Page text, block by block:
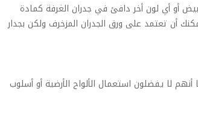
أو أي لون أخر دافئ في جدران الغرفة كمادة
أن تعتمد على ورق الجدران المزخرف ولكن بجدار
لا يفضلون استعمال الألواح الأرضية أو أسلوب